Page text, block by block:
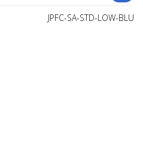
JPFC-SA-STD-LOW-BLU